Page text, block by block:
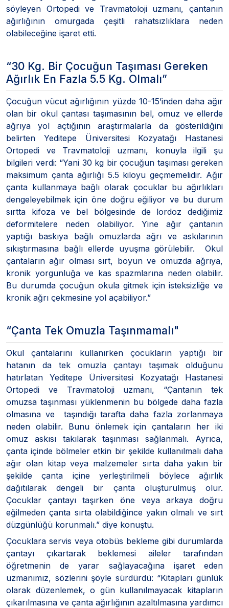
söyleyen Ortopedi ve Travmatoloji uzmanı, çantanın
ağırlığının omurgada çeşitli rahatsızlıklara neden
olabileceğine işaret etti.
“30 Kg. Bir Çocuğun Taşıması Gereken
Ağırlık En Fazla 5.5 Kg. Olmalı”
Çocuğun vücut ağırlığının yüzde 10-15’inden daha ağır
olan bir okul çantası taşımasının bel, omuz ve ellerde
ağrıya yol açtığının araştırmalarla da gösterildiğini
belirten Yeditepe Üniversitesi Kozyatağı Hastanesi
Ortopedi ve Travmatoloji uzmanı, konuyla ilgili şu
bilgileri verdi: “Yani 30 kg bir çocuğun taşıması gereken
maksimum çanta ağırlığı 5.5 kiloyu geçmemelidir. Ağır
çanta kullanmaya bağlı olarak çocuklar bu ağırlıkları
dengeleyebilmek için öne doğru eğiliyor ve bu durum
sırtta kifoza ve bel bölgesinde de lordoz dediğimiz
deformitelere neden olabiliyor. Yine ağır çantanın
yaptığı baskıya bağlı omuzlarda ağrı ve askılarının
sıkıştırmasına bağlı ellerde uyuşma görülebilir. Okul
çantaların ağır olması sırt, boyun ve omuzda ağrıya,
kronik yorgunluğa ve kas spazmlarına neden olabilir.
Bu durumda çocuğun okula gitmek için isteksizliğe ve
kronik ağrı çekmesine yol açabiliyor.”
“Çanta Tek Omuzla Taşınmamalı"
Okul çantalarını kullanırken çocukların yaptığı bir
hatanın da tek omuzla çantayı taşımak olduğunu
hatırlatan Yeditepe Üniversitesi Kozyatağı Hastanesi
Ortopedi ve Travmatoloji uzmanı, “Çantanın tek
omuzsa taşınması yüklenmenin bu bölgede daha fazla
olmasına ve taşındığı tarafta daha fazla zorlanmaya
neden olabilir. Bunu önlemek için çantaların her iki
omuz askısı takılarak taşınması sağlanmalı. Ayrıca,
çanta içinde bölmeler etkin bir şekilde kullanılmalı daha
ağır olan kitap veya malzemeler sırta daha yakın bir
şekilde çanta içine yerleştirilmeli böylece ağırlık
dağıtılarak dengeli bir çanta oluşturulmuş olur.
Çocuklar çantayı taşırken öne veya arkaya doğru
eğilmeden çanta sırta olabildiğince yakın olmalı ve sırt
düzgünlüğü korunmalı.” diye konuştu.
Çocuklara servis veya otobüs bekleme gibi durumlarda
çantayı çıkartarak beklemesi aileler tarafından
öğretmenin de yarar sağlayacağına işaret eden
uzmanımız, sözlerini şöyle sürdürdü: “Kitapları günlük
olarak düzenlemek, o gün kullanılmayacak kitapların
çıkarılmasına ve çanta ağırlığının azaltılmasına yardımcı